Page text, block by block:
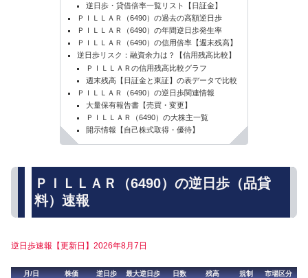
逆日歩・貸借倍率一覧リスト【日証金】
ＰＩＬＬＡＲ（6490）の過去の高額逆日歩
ＰＩＬＬＡＲ（6490）の年間逆日歩発生率
ＰＩＬＬＡＲ（6490）の信用倍率【週末残高】
逆日歩リスク：融資余力は？【信用残高比較】
ＰＩＬＬＡＲの信用残高比較グラフ
週末残高【日証金と東証】の表データで比較
ＰＩＬＬＡＲ（6490）の逆日歩関連情報
大量保有報告書【売買・変更】
ＰＩＬＬＡＲ（6490）の大株主一覧
開示情報【自己株式取得・優待】
ＰＩＬＬＡＲ（6490）の逆日歩（品貸
料）速報
逆日歩速報【更新日】2026年8月7日
月/日 株価 逆日歩 最大逆日歩 日数 残高 規制
市場区分